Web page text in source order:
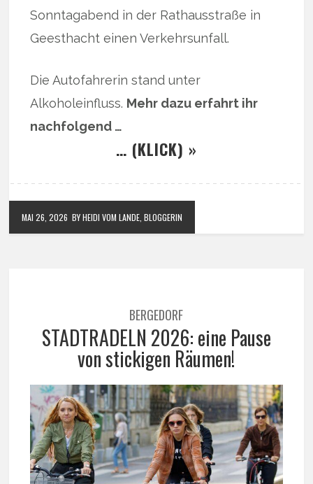
Sonntagabend in der Rathausstraße in
Geesthacht einen Verkehrsunfall.
Die Autofahrerin stand unter
Alkoholeinfluss. Mehr dazu erfahrt ihr
nachfolgend …
… (KLICK) »
MAI 26, 2026 BY HEIDI VOM LANDE, BLOGGERIN
BERGEDORF
STADTRADELN 2026: eine Pause
von stickigen Räumen!